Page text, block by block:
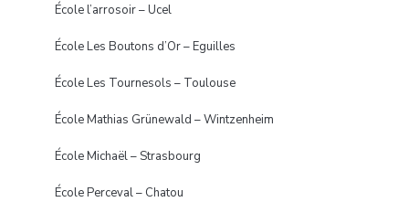
École l’arrosoir – Ucel
École Les Boutons d’Or – Eguilles
École Les Tournesols – Toulouse
École Mathias Grünewald – Wintzenheim
École Michaël – Strasbourg
École Perceval – Chatou